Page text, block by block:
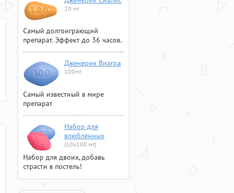
20 мг
Самый долгоиграющий
препарат. Эффект до 36 часов.
Дженерик Виагра
100мг
Самый известный в мире
препарат
Набор для
влюбленных
(10х100 мг)
Набор для двоих, добавь
страсти в постель!